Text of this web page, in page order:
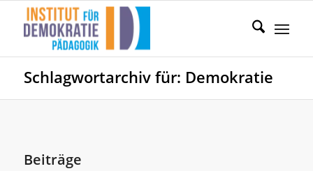
Schlagwortarchiv für: Demokratie
Beiträge